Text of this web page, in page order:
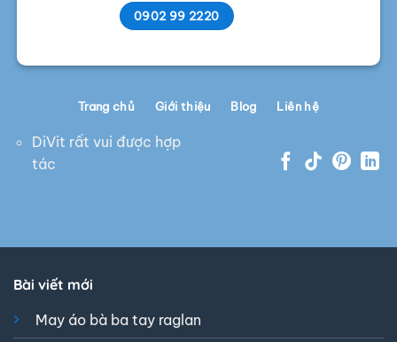
0902 99 2220
DiVit rất vui được hợp
tác
Trang chủ Giới thiệu Blog Liên hệ
Bài viết mới
May áo bà ba tay raglan